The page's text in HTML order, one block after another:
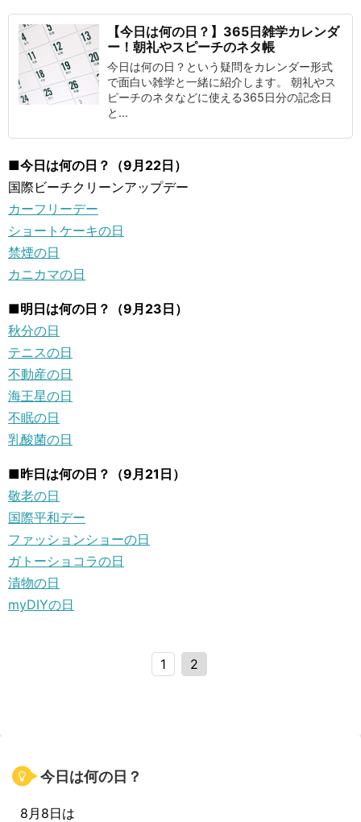
【今日は何の日？】365日雑学カレンダ
ー！朝礼やスピーチのネタ帳
今日は何の日？という疑問をカレンダー形式
で面白い雑学と一緒に紹介します。 朝礼やス
ピーチのネタなどに使える365日分の記念日
と...
■今日は何の日？（9月22日）
国際ビーチクリーンアップデー
カーフリーデー
ショートケーキの日
禁煙の日
カニカマの日
■明日は何の日？（9月23日）
秋分の日
テニスの日
不動産の日
海王星の日
不眠の日
乳酸菌の日
■昨日は何の日？（9月21日）
敬老の日
国際平和デー
ファッションショーの日
ガトーショコラの日
漬物の日
myDIYの日
1 2
今日は何の日？
8月8日は